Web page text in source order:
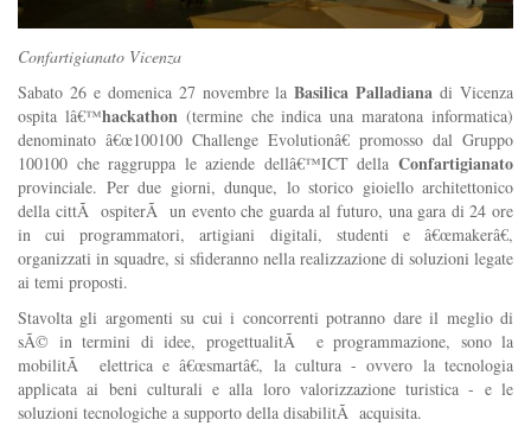
Confartigianato Vicenza
Sabato 26 e domenica 27 novembre la Basilica Palladiana di Vicenza
ospita lâ€™hackathon (termine che indica una maratona informatica)
denominato â€œ100100 Challenge Evolutionâ€ promosso dal Gruppo
100100 che raggruppa le aziende dellâ€™ICT della Confartigianato
provinciale. Per due giorni, dunque, lo storico gioiello architettonico
della cittÃ ospiterÃ un evento che guarda al futuro, una gara di 24 ore
in cui programmatori, artigiani digitali, studenti e â€œmakerâ€,
organizzati in squadre, si sfideranno nella realizzazione di soluzioni legate
ai temi proposti.
Stavolta gli argomenti su cui i concorrenti potranno dare il meglio di
sÃ© in termini di idee, progettualitÃ e programmazione, sono la
mobilitÃ elettrica e â€œsmartâ€, la cultura - ovvero la tecnologia
applicata ai beni culturali e alla loro valorizzazione turistica - e le
soluzioni tecnologiche a supporto della disabilitÃ acquisita.